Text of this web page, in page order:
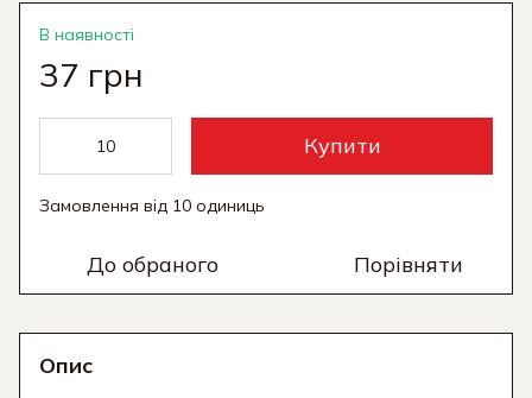
В наявності
37 грн
Купити
Замовлення від 10 одиниць
До обраного Порівняти
Опис